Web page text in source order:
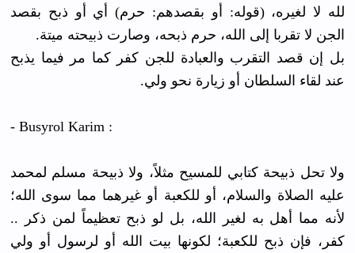
لله لا لغيره، (قوله: أو بقصدهم: حرم) أي أو ذبح بقصد
الجن لا تقربا إلى الله، حرم ذبحه، وصارت ذبيحته ميتة.
بل إن قصد التقرب والعبادة للجن كفر كما مر فيما يذبح
عند لقاء السلطان أو زيارة نحو ولي.
- Busyrol Karim :
ولا تحل ذبيحة كتابي للمسيح مثلاً، ولا ذبيحة مسلم لمحمد
عليه الصلاة والسلام، أو للكعبة أو غيرهما مما سوى الله؛
لأنه مما أهل به لغير الله، بل لو ذبح تعظيماً لمن ذكر ..
كفر، فإن ذبح للكعبة؛ لكونها بيت الله أو لرسول أو ولي